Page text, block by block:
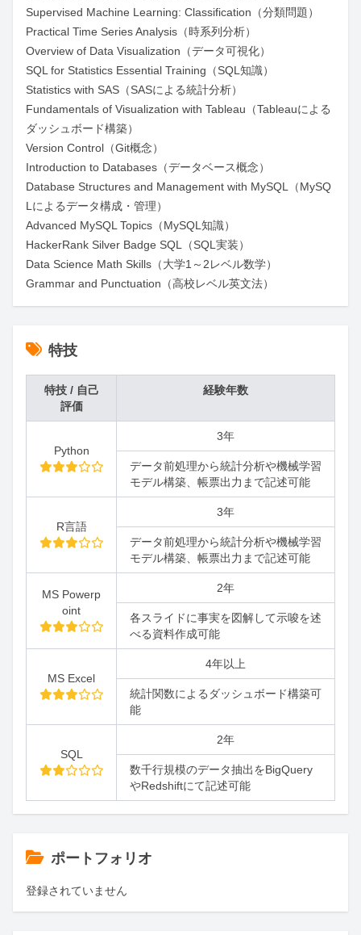
Supervised Machine Learning: Classification（分類問題）
Practical Time Series Analysis（時系列分析）
Overview of Data Visualization（データ可視化）
SQL for Statistics Essential Training（SQL知識）
Statistics with SAS（SASによる統計分析）
Fundamentals of Visualization with Tableau（Tableauによる
ダッシュボード構築）
Version Control（Git概念）
Introduction to Databases（データベース概念）
Database Structures and Management with MySQL（MySQ
Lによるデータ構成・管理）
Advanced MySQL Topics（MySQL知識）
HackerRank Silver Badge SQL（SQL実装）
Data Science Math Skills（大学1～2レベル数学）
Grammar and Punctuation（高校レベル英文法）
特技
特技 / 自己
評価
経験年数
Python
3年
データ前処理から統計分析や機械学習
モデル構築、帳票出力まで記述可能
R言語
3年
データ前処理から統計分析や機械学習
モデル構築、帳票出力まで記述可能
MS Powerp
oint
2年
各スライドに事実を図解して示唆を述
べる資料作成可能
MS Excel
4年以上
統計関数によるダッシュボード構築可
能
SQL
2年
数千行規模のデータ抽出をBigQuery
やRedshiftにて記述可能
ポートフォリオ
登録されていません